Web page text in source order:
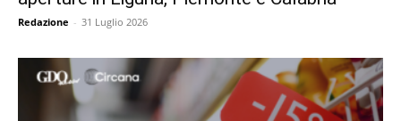
Redazione - 31 Luglio 2026